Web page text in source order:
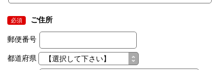
必須 ご住所
郵便番号
都道府県